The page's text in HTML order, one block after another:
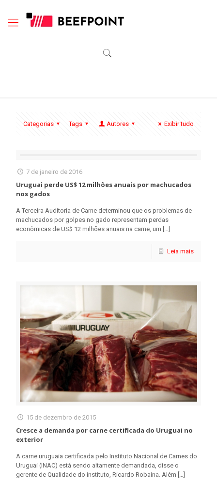
Categorias Tags Autores Exibir tudo
7 de janeiro de 2016
Uruguai perde US$ 12 milhões anuais por machucados
nos gados
A Terceira Auditoria de Carne determinou que os problemas de
machucados por golpes no gado representam perdas
econômicas de US$ 12 milhões anuais na carne, um […]
Leia mais
15 de dezembro de 2015
Cresce a demanda por carne certificada do Uruguai no
exterior
A carne uruguaia certificada pelo Instituto Nacional de Carnes do
Uruguai (INAC) está sendo altamente demandada, disse o
gerente de Qualidade do instituto, Ricardo Robaina. Além […]